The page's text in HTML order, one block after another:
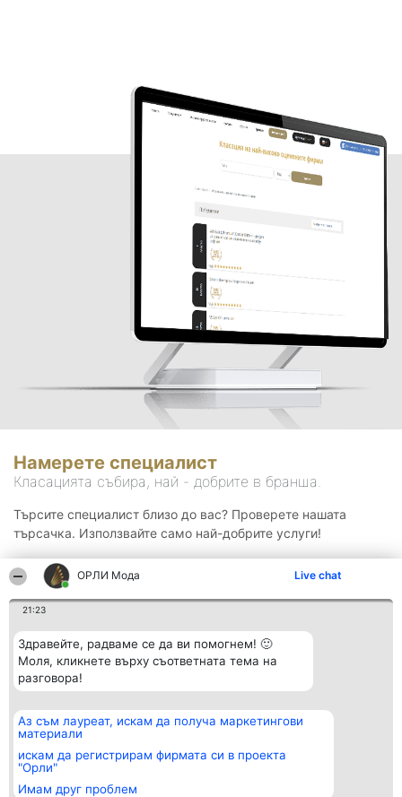
ОРЛИ Мода Live chat
21:23
Здравейте, радваме се да ви помогнем! 🙂
Моля, кликнете върху съответната тема на
разговора!
Аз съм лауреат, искам да получа маркетингови
материали
искам да регистрирам фирмата си в проекта
"Орли"
Имам друг проблем
Намерете специалист
Класацията събира, най - добрите в бранша.
Търсите специалист близо до вас? Проверете нашата
търсачка. Използвайте само най-добрите услуги!
Организатор на
класиране
BulevardulAleea Timișul De
Sus Nr. 2, Bl. A30, Sc. A, Et.
4, Ap. 13
Класация
всички
Контакти